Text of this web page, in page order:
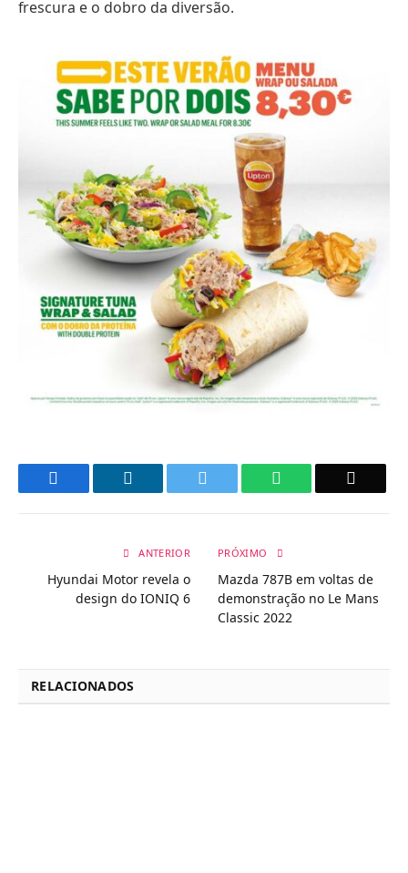
frescura e o dobro da diversão.
WhatsApp
ANTERIOR
Hyundai Motor revela o
design do IONIQ 6
PRÓXIMO
Mazda 787B em voltas de
demonstração no Le Mans
Classic 2022
RELACIONADOS